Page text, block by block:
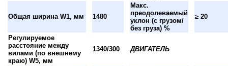
Общая ширина W1, мм 1480
Макс.
преодолеваемый
уклон (с грузом/
без груза) %
≥ 20
Регулируемое
расстояние между
вилами (по внешнему
краю) W5, мм
1340/300 ДВИГАТЕЛЬ